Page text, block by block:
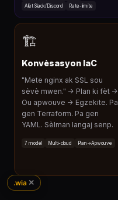
Alèt Slack/Discord
Rate-limite
🏗
Konvèsasyon IaC
"Mete nginx ak SSL sou
sèvè mwen." → Plan ki fèt →
Ou apwouve → Egzekite. Pa
gen Terraform. Pa gen
YAML. Sèlman langaj senp.
7 modèl Multi-cloud Plan→Apwouve
.wia ✕